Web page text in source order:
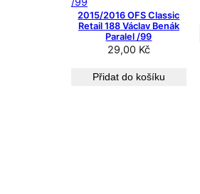
n
2015/2016 OFS Classic
Retail 188 Václav Benák
Paralel /99
29,00 Kč
Přidat do košíku